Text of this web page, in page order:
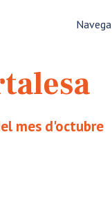
Navega
mes d'octubre